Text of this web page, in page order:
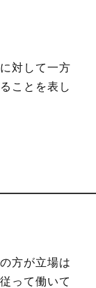
対して一方
ことを表し
方が立場は
って働いて